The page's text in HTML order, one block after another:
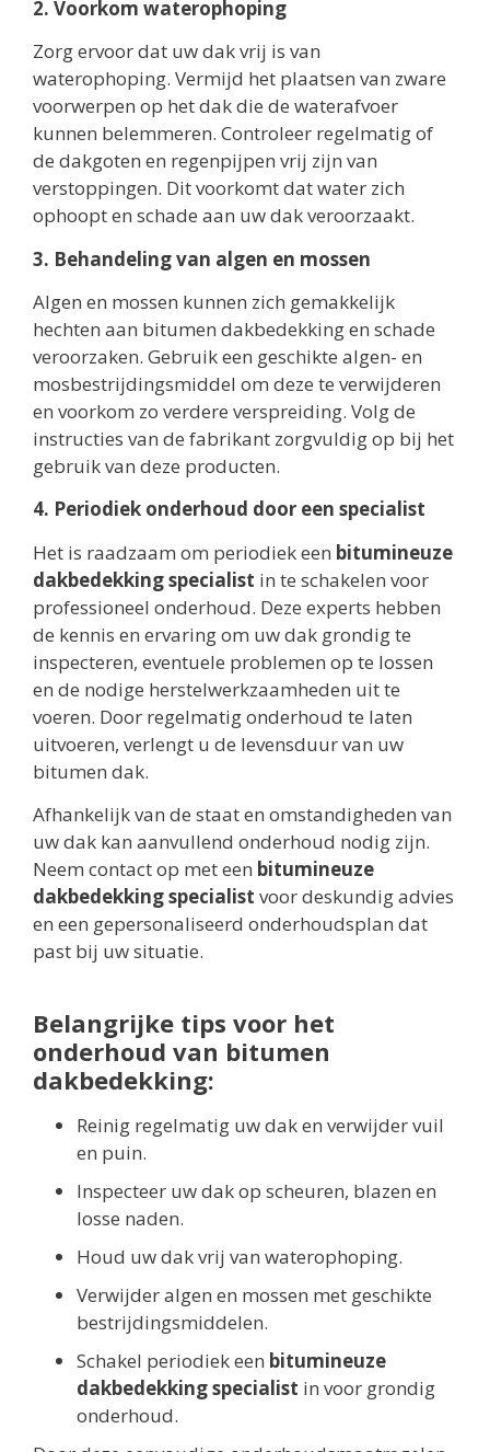
2. Voorkom waterophoping
Zorg ervoor dat uw dak vrij is van
waterophoping. Vermijd het plaatsen van zware
voorwerpen op het dak die de waterafvoer
kunnen belemmeren. Controleer regelmatig of
de dakgoten en regenpijpen vrij zijn van
verstoppingen. Dit voorkomt dat water zich
ophoopt en schade aan uw dak veroorzaakt.
3. Behandeling van algen en mossen
Algen en mossen kunnen zich gemakkelijk
hechten aan bitumen dakbedekking en schade
veroorzaken. Gebruik een geschikte algen- en
mosbestrijdingsmiddel om deze te verwijderen
en voorkom zo verdere verspreiding. Volg de
instructies van de fabrikant zorgvuldig op bij het
gebruik van deze producten.
4. Periodiek onderhoud door een specialist
Het is raadzaam om periodiek een bitumineuze
dakbedekking specialist in te schakelen voor
professioneel onderhoud. Deze experts hebben
de kennis en ervaring om uw dak grondig te
inspecteren, eventuele problemen op te lossen
en de nodige herstelwerkzaamheden uit te
voeren. Door regelmatig onderhoud te laten
uitvoeren, verlengt u de levensduur van uw
bitumen dak.
Afhankelijk van de staat en omstandigheden van
uw dak kan aanvullend onderhoud nodig zijn.
Neem contact op met een bitumineuze
dakbedekking specialist voor deskundig advies
en een gepersonaliseerd onderhoudsplan dat
past bij uw situatie.
Belangrijke tips voor het
onderhoud van bitumen
dakbedekking:
Reinig regelmatig uw dak en verwijder vuil
en puin.
Inspecteer uw dak op scheuren, blazen en
losse naden.
Houd uw dak vrij van waterophoping.
Verwijder algen en mossen met geschikte
bestrijdingsmiddelen.
Schakel periodiek een bitumineuze
dakbedekking specialist in voor grondig
onderhoud.